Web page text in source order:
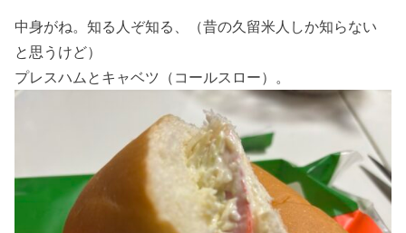
中身がね。知る人ぞ知る、（昔の久留米人しか知らない
と思うけど）
プレスハムとキャベツ（コールスロー）。